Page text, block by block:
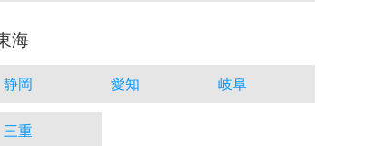
海
静岡 愛知 岐阜
三重